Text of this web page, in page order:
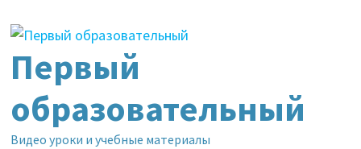
содержимому
Первый
образовательный
Видео уроки и учебные материалы